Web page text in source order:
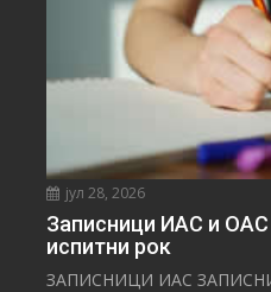
јул 28, 2026
Записници ИАС и ОАС
испитни рок
ЗАПИСНИЦИ ИАС